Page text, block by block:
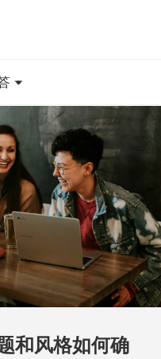
和风格如何确